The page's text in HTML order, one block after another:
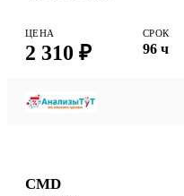
ЦЕНА
2 310 ₽
СРОК
96 ч
CMD